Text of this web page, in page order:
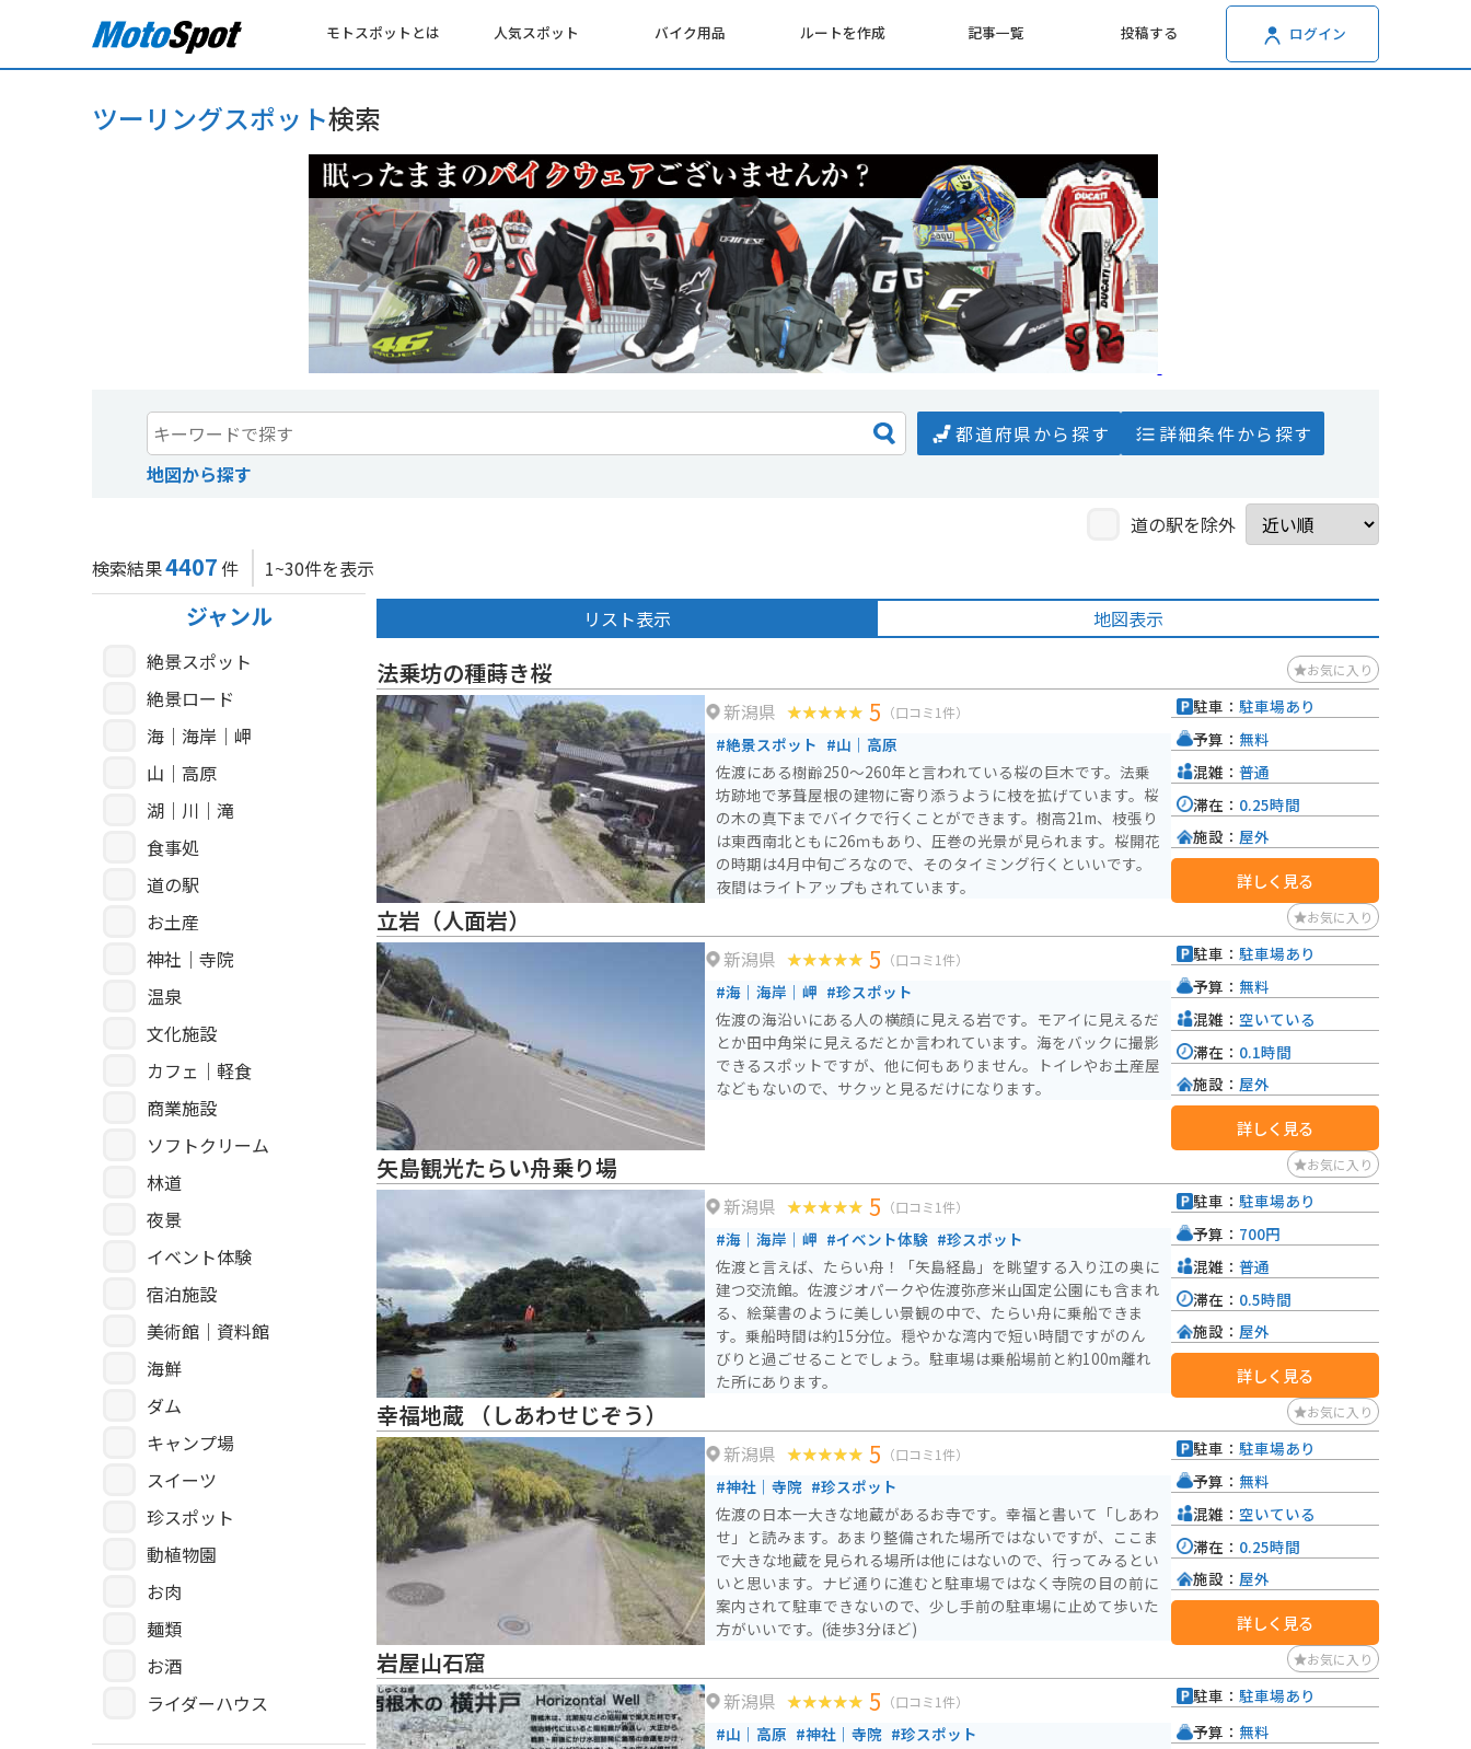
モトスポットとは 人気スポット バイク用品 ルートを作成 記事一覧 投稿する ログイン
ツーリングスポット検索
都道府県から探す
詳細条件から探す
地図から探す
道の駅を除外
検索結果4407件 1~30件を表示
ジャンル
絶景スポット
絶景ロード
海｜海岸｜岬
山｜高原
湖｜川｜滝
食事処
道の駅
お土産
神社｜寺院
温泉
文化施設
カフェ｜軽食
商業施設
ソフトクリーム
林道
夜景
イベント体験
宿泊施設
美術館｜資料館
海鮮
ダム
キャンプ場
スイーツ
珍スポット
動植物園
お肉
麺類
お酒
ライダーハウス
リスト表示 地図表示
法乗坊の種蒔き桜 お気に入り
新潟県 5 （口コミ1件）
#絶景スポット #山｜高原
佐渡にある樹齢250〜260年と言われている桜の巨木です。法乗
坊跡地で茅葺屋根の建物に寄り添うように枝を拡げています。桜
の木の真下までバイクで行くことができます。樹高21m、枝張り
は東西南北ともに26ｍもあり、圧巻の光景が見られます。桜開花
の時期は4月中旬ごろなので、そのタイミング行くといいです。
夜間はライトアップもされています。
駐車： 駐車場あり
予算： 無料
混雑： 普通
滞在： 0.25時間
施設： 屋外
詳しく見る
立岩（人面岩） お気に入り
新潟県 5 （口コミ1件）
#海｜海岸｜岬 #珍スポット
佐渡の海沿いにある人の横顔に見える岩です。モアイに見えるだ
とか田中角栄に見えるだとか言われています。海をバックに撮影
できるスポットですが、他に何もありません。トイレやお土産屋
などもないので、サクッと見るだけになります。
駐車： 駐車場あり
予算： 無料
混雑： 空いている
滞在： 0.1時間
施設： 屋外
詳しく見る
矢島観光たらい舟乗り場 お気に入り
新潟県 5 （口コミ1件）
#海｜海岸｜岬 #イベント体験 #珍スポット
佐渡と言えば、たらい舟！「矢島経島」を眺望する入り江の奥に
建つ交流館。佐渡ジオパークや佐渡弥彦米山国定公園にも含まれ
る、絵葉書のように美しい景観の中で、たらい舟に乗船できま
す。乗船時間は約15分位。穏やかな湾内で短い時間ですがのん
びりと過ごせることでしょう。駐車場は乗船場前と約100m離れ
た所にあります。
駐車： 駐車場あり
予算： 700円
混雑： 普通
滞在： 0.5時間
施設： 屋外
詳しく見る
幸福地蔵 （しあわせじぞう） お気に入り
新潟県 5 （口コミ1件）
#神社｜寺院 #珍スポット
佐渡の日本一大きな地蔵があるお寺です。幸福と書いて「しあわ
せ」と読みます。あまり整備された場所ではないですが、ここま
で大きな地蔵を見られる場所は他にはないので、行ってみるとい
いと思います。ナビ通りに進むと駐車場ではなく寺院の目の前に
案内されて駐車できないので、少し手前の駐車場に止めて歩いた
方がいいです。(徒歩3分ほど)
駐車： 駐車場あり
予算： 無料
混雑： 空いている
滞在： 0.25時間
施設： 屋外
詳しく見る
岩屋山石窟 お気に入り
新潟県 5 （口コミ1件）
#山｜高原 #神社｜寺院 #珍スポット
駐車： 駐車場あり
予算： 無料